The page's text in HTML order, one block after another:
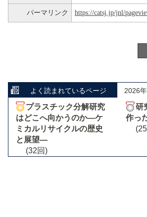
パーマリンク https://catsj.jp/jnl/
よく読まれているページ 2026
プラスチック分解研究
はどこへ向かうのか―ケ
ミカルリサイクルの歴史
と展望―
(32回)
研
作っ